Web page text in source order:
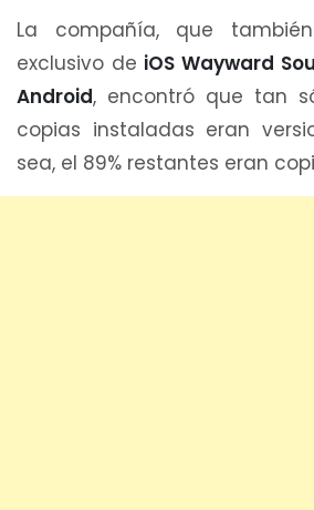
La compañía, que
exclusivo de iOS Wayward
Android, encontró que tan
copias instaladas eran
sea, el 89% restantes eran